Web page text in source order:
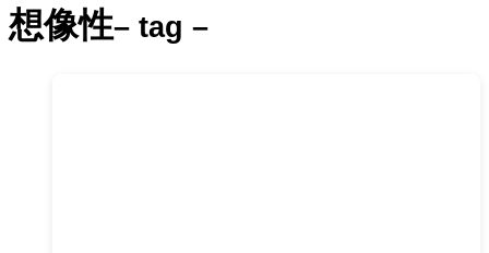
想像性– tag –